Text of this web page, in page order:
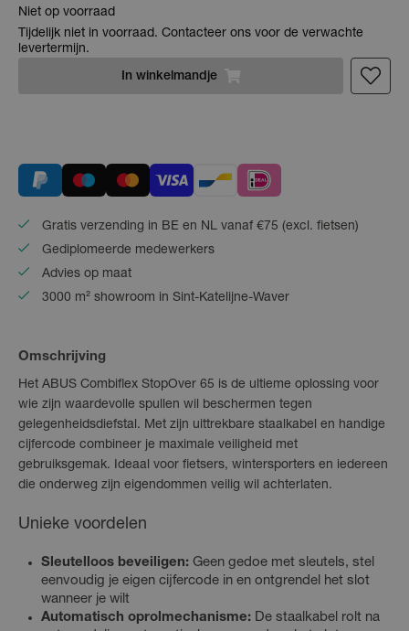
Niet op voorraad
Tijdelijk niet in voorraad. Contacteer ons voor de verwachte
levertermijn.
In winkelmandje
Gratis verzending in BE en NL vanaf €75 (excl. fietsen)
Gediplomeerde medewerkers
Advies op maat
3000 m² showroom in Sint-Katelijne-Waver
Omschrijving
Het ABUS Combiflex StopOver 65 is de ultieme oplossing voor
wie zijn waardevolle spullen wil beschermen tegen
gelegenheidsdiefstal. Met zijn uittrekbare staalkabel en handige
cijfercode combineer je maximale veiligheid met
gebruiksgemak. Ideaal voor fietsers, wintersporters en iedereen
die onderweg zijn eigendommen veilig wil achterlaten.
Unieke voordelen
Sleutelloos beveiligen: Geen gedoe met sleutels, stel
eenvoudig je eigen cijfercode in en ontgrendel het slot
wanneer je wilt
Automatisch oprolmechanisme: De staalkabel rolt na